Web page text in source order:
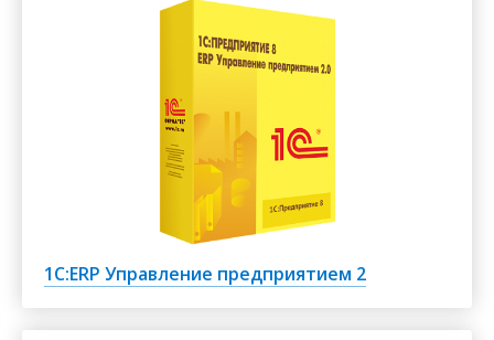
1С:ERP Управление предприятием 2